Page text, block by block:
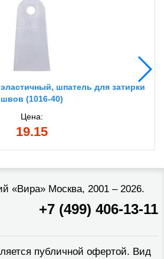
шпатель для затирки
швов (1016-40)
Цена:
19.15
«Вира»Москва, 2001 – 2026.
+7 (499) 406-13-11
публичной офертой. Вид